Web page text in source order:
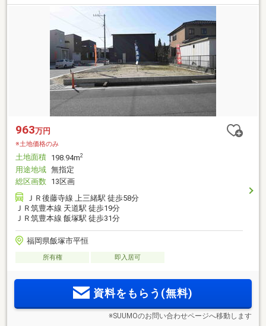
963万円
※土地価格のみ
土地面積 198.94m2
用途地域 無指定
総区画数 13区画
ＪＲ後藤寺線 上三緒駅 徒歩58分
ＪＲ筑豊本線 天道駅 徒歩19分
ＪＲ筑豊本線 飯塚駅 徒歩31分
福岡県飯塚市平恒
所有権 即入居可
資料をもらう(無料)
※SUUMOのお問い合わせページへ移動します